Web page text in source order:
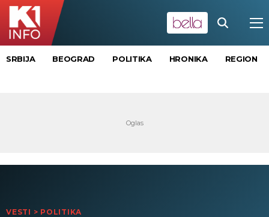
SRBIJA BEOGRAD POLITIKA HRONIKA REGION
VESTI > POLITIKA